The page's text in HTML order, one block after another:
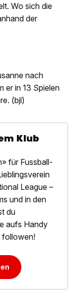
Wo sich die
der
nach
er in 13 Spielen
(bjl)
Klub
für Fussball-
League –
und in den
du
aufs Handy
followen!